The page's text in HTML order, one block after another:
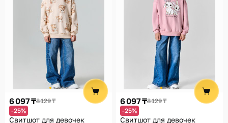
6 097 ₸8 129 ₸
-25%
Свитшот для девочек
6 097 ₸8 129 ₸
-25%
Свитшот для девочек